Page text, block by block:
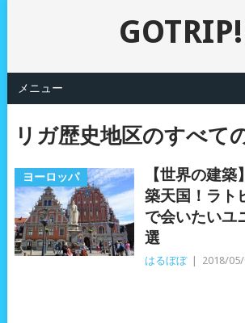
GOTRIP!
メニュー
リガ歴史地区のすべて
ヨーロッパ
【世界の建
築天国！ラト
で会いたいユ
選
はるぼぼ 2018/